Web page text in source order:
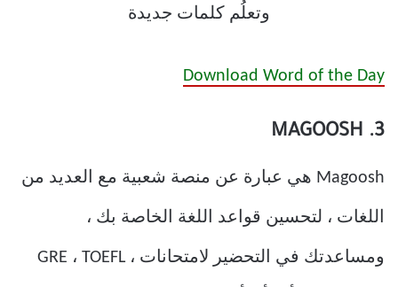
Download Word of the Day
3. MAGOOSH
Magoosh هي عبارة عن منصة شعبية مع العديد من
اللغات ، لتحسين قواعد اللغة الخاصة بك ،
ومساعدتك في التحضير لامتحانات GRE ، TOEFL ،